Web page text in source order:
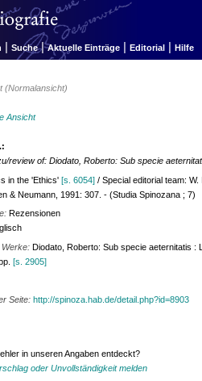
| Suche | Aktuelle Einträge | Editorial | Hilfe
(Normalansicht)
Ansicht
review of: Diodato, Roberto: Sub specie
in the 'Ethics'[s. 6054] / Special editorial team:
& Neumann, 1991: 307. - (Studia Spinozana ; 7)
Rezensionen
Werke:Diodato, Roberto: Sub specie aeternitatis :
[s. 2905]
Seite:http://spinoza.hab.de/detail.php?id=8903
in unseren Angaben entdeckt?
oder Unvollständigkeit melden